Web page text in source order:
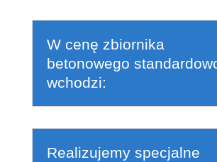
W cenę zbiornika
betonowego
wchodzi:
Realizujemy specjalne